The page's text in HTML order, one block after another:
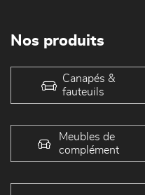
Nos produits
Canapés &
fauteuils
Meubles de
complément